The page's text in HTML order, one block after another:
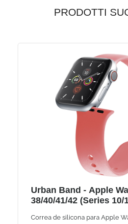
PRODOTTI
Urban Band - Apple
38/40/41/42 (Series 10/
Correa de silicona para Apple